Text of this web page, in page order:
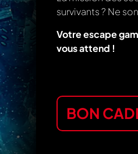
survivants ? Ne
Votre escape
vous attend !
BON